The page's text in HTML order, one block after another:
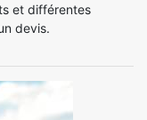
et différentes
devis.